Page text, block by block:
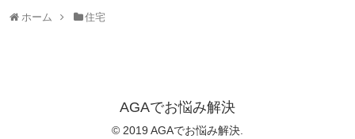
ホーム 住宅
AGAでお悩み解決
© 2019 AGAでお悩み解決.